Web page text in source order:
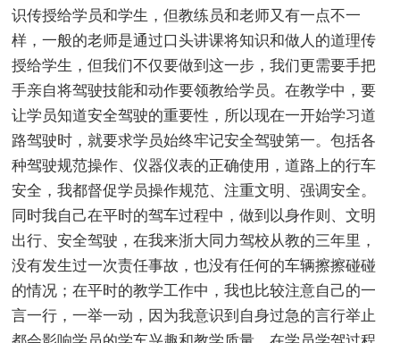
识传授给学员和学生，但教练员和老师又有一点不一
样，一般的老师是通过口头讲课将知识和做人的道理传
授给学生，但我们不仅要做到这一步，我们更需要手把
手亲自将驾驶技能和动作要领教给学员。在教学中，要
让学员知道安全驾驶的重要性，所以现在一开始学习道
路驾驶时，就要求学员始终牢记安全驾驶第一。包括各
种驾驶规范操作、仪器仪表的正确使用，道路上的行车
安全，我都督促学员操作规范、注重文明、强调安全。
同时我自己在平时的驾车过程中，做到以身作则、文明
出行、安全驾驶，在我来浙大同力驾校从教的三年里，
没有发生过一次责任事故，也没有任何的车辆擦擦碰碰
的情况；在平时的教学工作中，我也比较注意自己的一
言一行，一举一动，因为我意识到自身过急的言行举止